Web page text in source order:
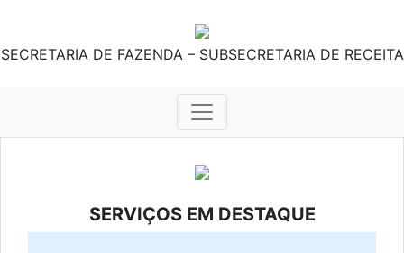
SECRETARIA DE FAZENDA – SUBSECRETARIA DE RECEITA
SERVIÇOS EM DESTAQUE